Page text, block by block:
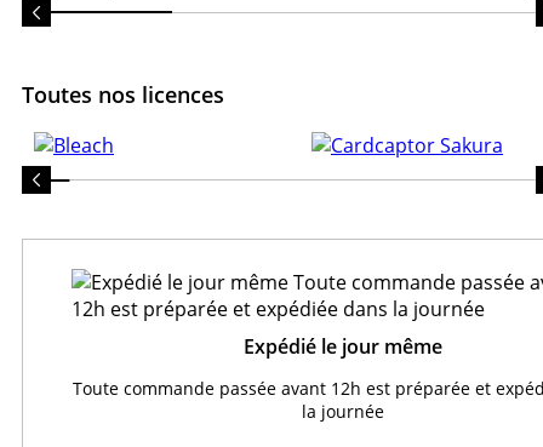
Toutes nos licences
Expédié le jour même
Toute commande passée avant 12h est préparée et
la journée